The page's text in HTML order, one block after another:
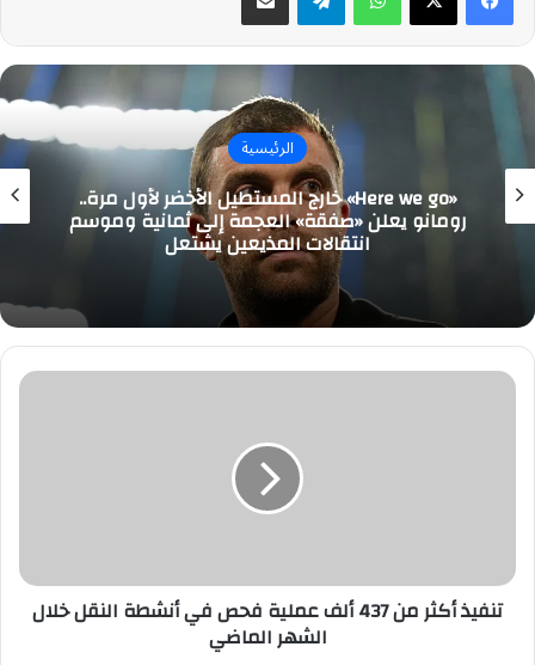
الرئيسية
«Here we go» خارج المستطيل الأخضر لأول مرة..
رومانو يعلن «صفقة» العجمة إلى ثمانية وموسم
انتقالات المذيعين يشتعل
تنفيذ
أنشطة
النقل تنفيذ أكثر من 437 ألف عملية فحص في أنشطة النقل خلال
الشهر الماضي